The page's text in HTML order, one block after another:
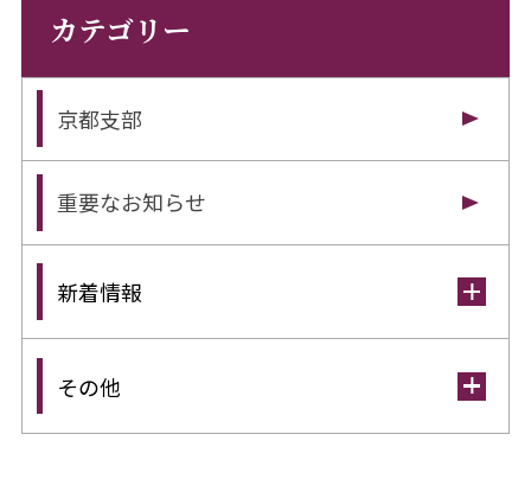
カテゴリー
京都支部
重要なお知らせ
新着情報
その他